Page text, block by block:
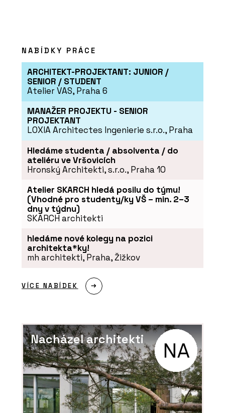
NABÍDKY PRÁCE
ARCHITEKT-PROJEKTANT: JUNIOR /
SENIOR / STUDENT
Atelier VAS, Praha 6
MANAŽER PROJEKTU - SENIOR
PROJEKTANT
LOXIA Architectes Ingenierie s.r.o., Praha
Hledáme studenta / absolventa / do
ateliéru ve Vršovicích
Hronský Architekti, s.r.o., Praha 10
Atelier SKARCH hledá posilu do týmu!
(Vhodné pro studenty/ky VŠ – min. 2–3
dny v týdnu)
SKARCH architekti
hledáme nové kolegy na pozici
architekta*ky!
mh architekti, Praha, Žižkov
VÍCE NABÍDEK
Nacházel architekti